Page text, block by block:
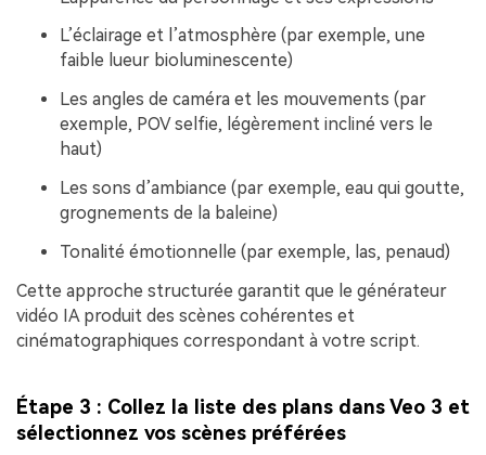
L’éclairage et l’atmosphère (par exemple, une
faible lueur bioluminescente)
Les angles de caméra et les mouvements (par
exemple, POV selfie, légèrement incliné vers le
haut)
Les sons d’ambiance (par exemple, eau qui goutte,
grognements de la baleine)
Tonalité émotionnelle (par exemple, las, penaud)
Cette approche structurée garantit que le générateur
vidéo IA produit des scènes cohérentes et
cinématographiques correspondant à votre script.
Étape 3 : Collez la liste des plans dans Veo 3 et
sélectionnez vos scènes préférées
à l’infini. 100 %
gratuit!
Créer Gratuitement
→